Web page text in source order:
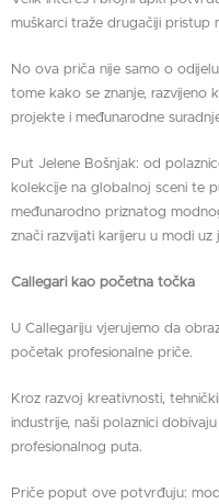
muškarci traže drugačiji pristup
No ova priča nije samo o
tome kako se znanje, razvijeno
projekte i međunarodne
Put Jelene Bošnjak: od
kolekcije na globalnoj sceni te
međunarodno priznatog
znači razvijati karijeru u modi uz
Callegari kao početna točka
U Callegariju vjerujemo da
početak profesionalne priče.
Kroz razvoj kreativnosti,
industrije, naši polaznici
profesionalnog puta.
Priče poput ove potvrđuju: